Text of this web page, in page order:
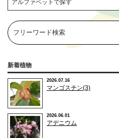
新着植物
2026.07.16
マンゴスチン(3)
2026.06.01
アデニウム